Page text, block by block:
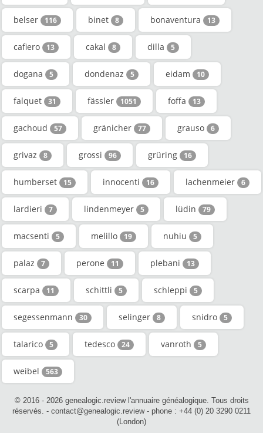
belser 116 binet 8 bonaventura 13
cafiero 13 cakal 8 dilla 5
dogana 5 dondenaz 5 eidam 10
falquet 31 fässler 1051 foffa 13
gachoud 57 gränicher 77 grauso 6
grivaz 8 grossi 96 grüring 16
humberset 15 innocenti 16 lachenmeier 6
lardieri 7 lindenmeyer 5 lüdin 79
macsenti 5 melillo 19 nuhiu 5
palaz 7 perone 11 plebani 13
scarpa 11 schittli 5 schleppi 5
segessenmann 30 selinger 8 snidro 5
talarico 5 tedesco 24 vanroth 5
weibel 563
© 2016 - 2026 genealogic.review l'annuaire généalogique. Tous droits
réservés. - contact@genealogic.review - phone : +44 (0) 20 3290 0211
(London)